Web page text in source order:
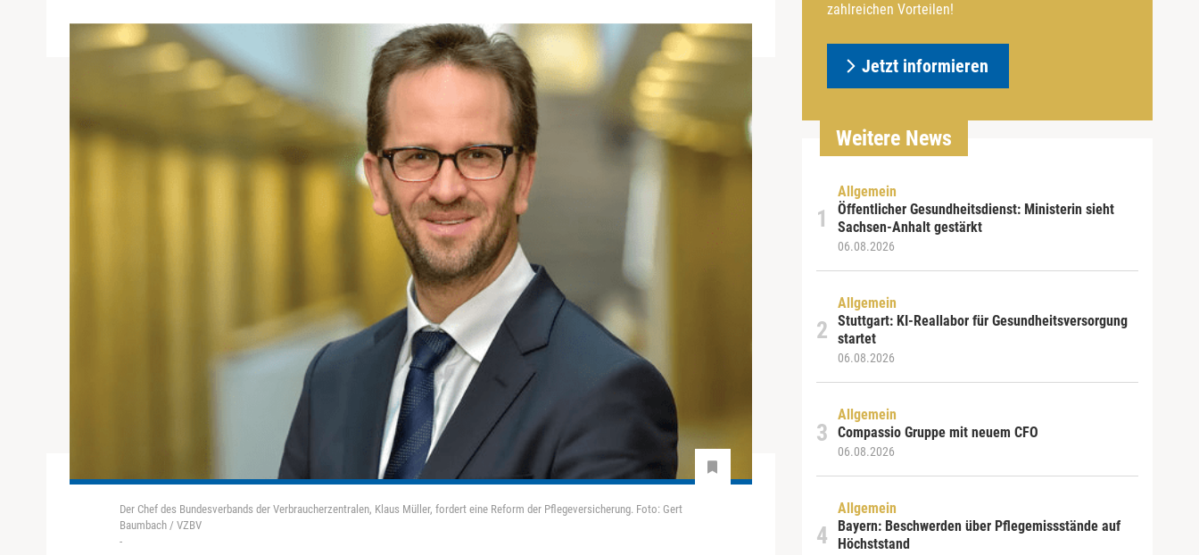
Der Chef des Bundesverbands der Verbraucherzentralen, Klaus Müller, fordert eine Reform der Pflegeversicherung. Foto: Gert
Baumbach / VZBV
-
zahlreichen Vorteilen!
Jetzt informieren
Weitere News
Allgemein
Öffentlicher Gesundheitsdienst: Ministerin sieht
Sachsen-Anhalt gestärkt
06.08.2026
Allgemein
Stuttgart: KI-Reallabor für Gesundheitsversorgung
startet
06.08.2026
Allgemein
Compassio Gruppe mit neuem CFO
06.08.2026
Allgemein
Bayern: Beschwerden über Pflegemissstände auf
Höchststand